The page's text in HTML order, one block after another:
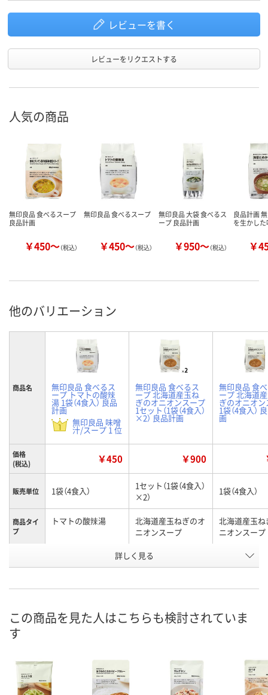
レビューを書く
レビューをリクエストする
人気の商品
無印良品 食べるスープ
良品計画
￥450～（税込）
無印良品 食べるスープ
￥450～（税込）
無印良品 大袋 食べるス
ープ 良品計画
￥950～（税込）
良品計画
を生かし
￥
他のバリエーション
商品名 無印良品 食べるス
ープ トマトの酸辣
湯 1袋（4食入） 良品
計画
無印良品 味噌
汁/スープ 1 位
無印良品 食べるス
ープ 北海道産玉ね
ぎのオニオンスープ
1セット（1袋（4食入）
×2） 良品計画
無印良品 食
ープ 北海道
ぎのオニオ
1袋（4食入）
画
価格
(税込)
￥450 ￥900
販売単位 1袋（4食入）
1セット（1袋（4食入）
×2）
1袋（4食入）
商品タイ
プ
トマトの酸辣湯
北海道産玉ねぎのオ
ニオンスープ
北海道産玉ね
ニオンスープ
RJ08603 RJ08583
8月8日（土）
カゴへ カゴへ カ
詳しく見る
この商品を見た人はこちらも検討されていま
す